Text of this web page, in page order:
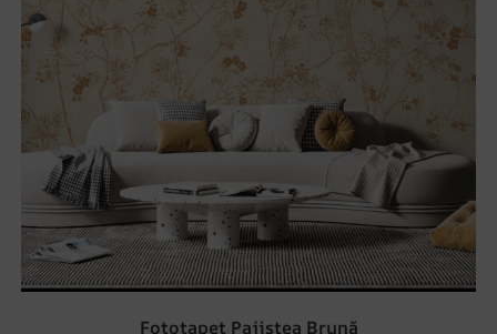
Fototapet Pajiștea Brună